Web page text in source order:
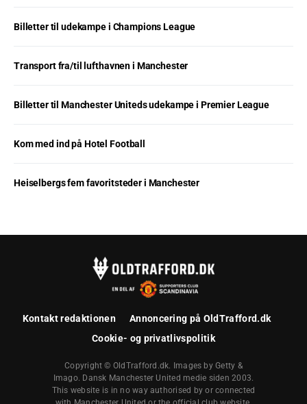
Billetter til udekampe i Champions League
Transport fra/til lufthavnen i Manchester
Billetter til Manchester Uniteds udekampe i Premier League
Kom med ind på Hotel Football
Heiselbergs fem favoritsteder i Manchester
Kontakt redaktionen
Annoncering på OldTrafford.dk
Cookie- og privatlivspolitik
Copyright © OldTrafford.dk. Images by Getty &
Imago. Dansk Manchester United medie siden 2003.
This website is in no way authorised by or connected